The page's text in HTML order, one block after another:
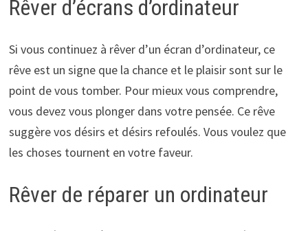
Rêver d’écrans d’ordinateur
Si vous continuez à rêver d’un écran d’ordinateur, ce
rêve est un signe que la chance et le plaisir sont sur le
point de vous tomber. Pour mieux vous comprendre,
vous devez vous plonger dans votre pensée. Ce rêve
suggère vos désirs et désirs refoulés. Vous voulez que
les choses tournent en votre faveur.
Rêver de réparer un ordinateur